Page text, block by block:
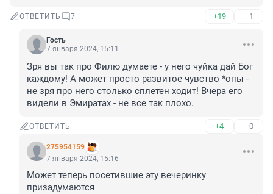
ОТВЕТИТЬ 7 +19 –1
Гость
7 января 2024, 15:11
Зря вы так про Филю думаете - у него чуйка дай Бог
каждому! А может просто развитое чувство *опы -
не зря про него столько сплетен ходит! Вчера его
видели в Эмиратах - не все так плохо.
ОТВЕТИТЬ +4 –0
275954159
7 января 2024, 15:16
Может теперь посетившие эту вечеринку
призадумаются